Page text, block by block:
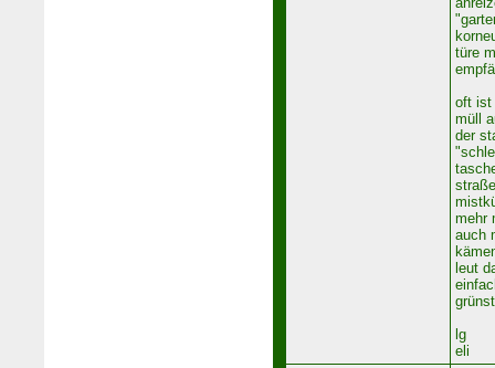
türe
oft ist
müll
der
mehr
auch
leut
lg
eli